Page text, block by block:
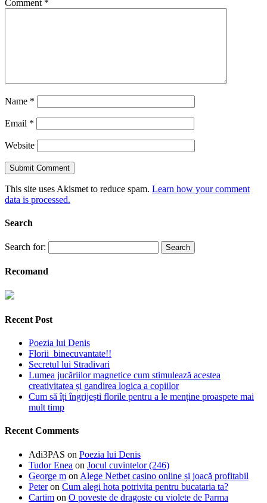
Comment *
Name *
Email *
Website
This site uses Akismet to reduce spam. Learn how your comment
data is processed.
Search
Search for:
Recomand
Recent Post
Poezia lui Denis
Florii binecuvantate!!
Secretul lui Stradivari
Lumea jucăriilor magnetice cum stimulează acestea
creativitatea și gandirea logica a copiilor
Cum să îți îngrijești florile pentru a le menține proaspete mai
mult timp
Recent Comments
Adi3PAS on Poezia lui Denis
Tudor Enea on Jocul cuvintelor (246)
George m on Alege Netbet casino online și joacă profitabil
Peteron Cum alegi hota potrivita pentru bucataria ta?
Cartim on O poveste de dragoste cu violete de Parma